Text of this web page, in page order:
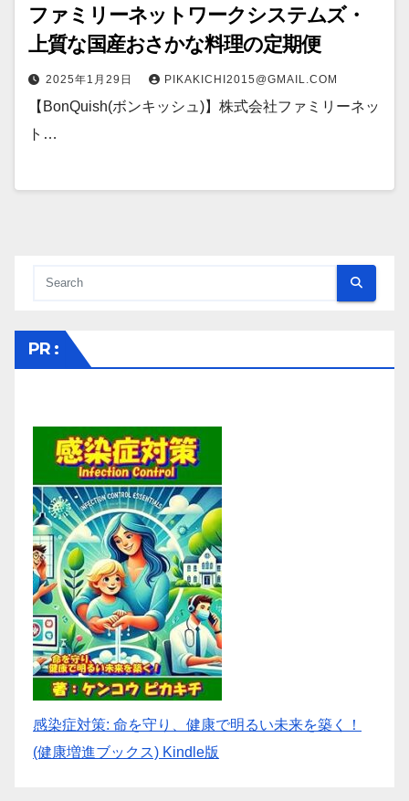
ファミリーネットワークシステムズ・
上質な国産おさかな料理の定期便
2025年1月29日 PIKAKICHI2015@GMAIL.COM
【BonQuish(ボンキッシュ)】株式会社ファミリーネッ
ト…
PR :
感染症対策: 命を守り、健康で明るい未来を築く！
(健康増進ブックス) Kindle版